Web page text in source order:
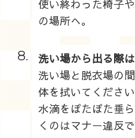
使い終わった椅子
の場所へ。
8.
洗い場から出る際
洗い場と脱衣場の
体を拭いてください
水滴をぽたぽた垂
くのはマナー違反で